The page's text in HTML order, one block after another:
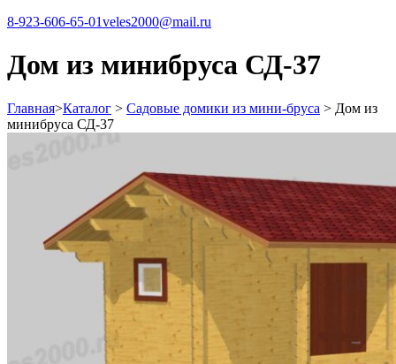
8-923-606-65-01veles2000@mail.ru
Дом из минибруса СД-37
Главная>Каталог > Садовые домики из мини-бруса > Дом из
минибруса СД-37